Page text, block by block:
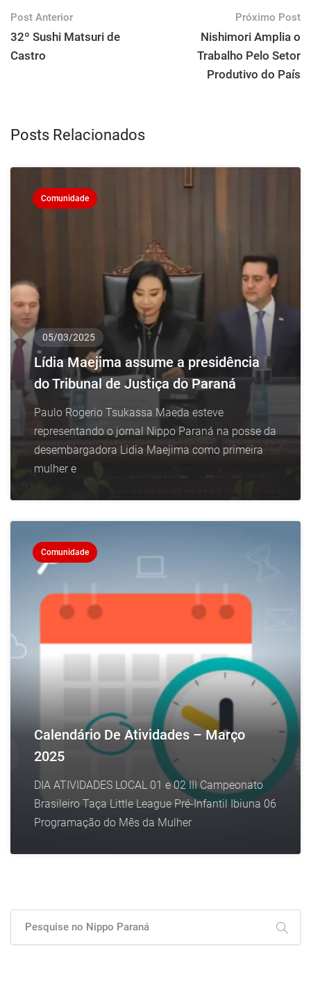
Post Anterior
32º Sushi Matsuri de
Castro
Próximo Post
Nishimori Amplia o
Trabalho Pelo Setor
Produtivo do País
Posts Relacionados
Comunidade
05/03/2025
Lídia Maejima assume a presidência
do Tribunal de Justiça do Paraná
Paulo Rogerio Tsukassa Maeda esteve
representando o jornal Nippo Paraná na posse da
desembargadora Lidia Maejima como primeira
mulher e
Comunidade
Calendário De Atividades – Março
2025
DIA ATIVIDADES LOCAL 01 e 02 III Campeonato
Brasileiro Taça Little League Pré-Infantil Ibiuna 06
Programação do Mês da Mulher